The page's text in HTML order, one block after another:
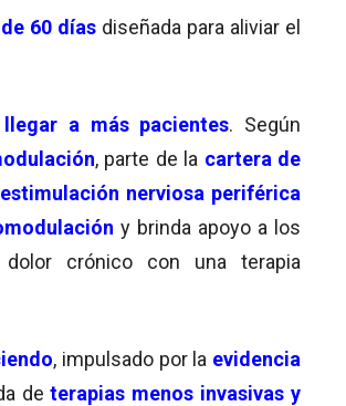
60 días diseñada para aliviar el
llegar a más pacientes. Según
, parte de la cartera de
estimulación nerviosa periférica
y brinda apoyo a los
crónico con una terapia
, impulsado por la evidencia
de terapias menos invasivas y